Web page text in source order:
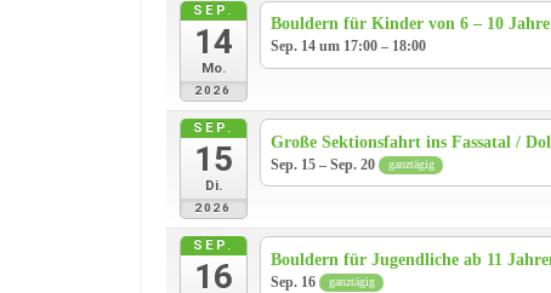
SEP.
14
Mo.
2026
Bouldern für Kinder von 6 – 10
Sep. 14 um 17:00 – 18:00
SEP.
15
Di.
2026
Große Sektionsfahrt ins Fassatal /
Sep. 15 – Sep. 20 ganztägig
SEP.
16 Bouldern für Jugendliche ab 11
Sep. 16 ganztägig